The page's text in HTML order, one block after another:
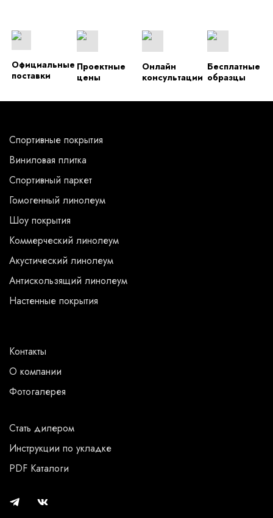
Официальные
поставки
Проектные
цены
Онлайн
консультации
Бесплатные
образцы
Спортивные покрытия
Виниловая плитка
Спортивный паркет
Гомогенный линолеум
Шоу покрытия
Коммерческий линолеум
Акустический линолеум
Антискользящий линолеум
Настенные покрытия
Контакты
О компании
Фотогалерея
Стать дилером
Инструкции по укладке
PDF Каталоги